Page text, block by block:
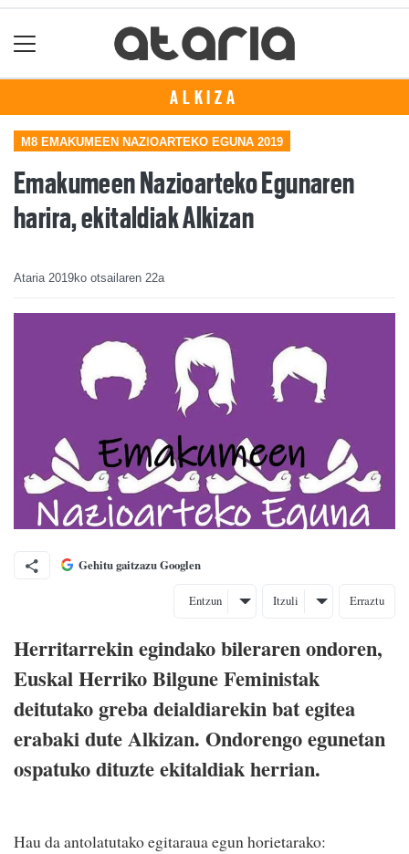
ALKIZA
M8 EMAKUMEEN NAZIOARTEKO EGUNA 2019
Emakumeen Nazioarteko Egunaren
harira, ekitaldiak Alkizan
Ataria 2019ko otsailaren 22a
Gehitu gaitzazu Googlen
Entzun Itzuli Erraztu
Herritarrekin egindako bileraren ondoren,
Euskal Herriko Bilgune Feministak
deitutako greba deialdiarekin bat egitea
erabaki dute Alkizan. Ondorengo egunetan
ospatuko dituzte ekitaldiak herrian.
Hau da antolatutako egitaraua egun horietarako: